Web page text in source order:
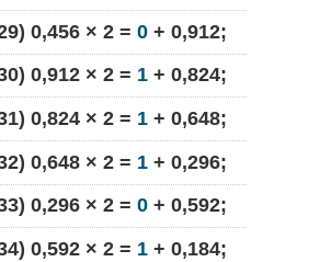
0,456 × 2 = 0 + 0,912;
0,912 × 2 = 1 + 0,824;
0,824 × 2 = 1 + 0,648;
0,648 × 2 = 1 + 0,296;
0,296 × 2 = 0 + 0,592;
0,592 × 2 = 1 + 0,184;